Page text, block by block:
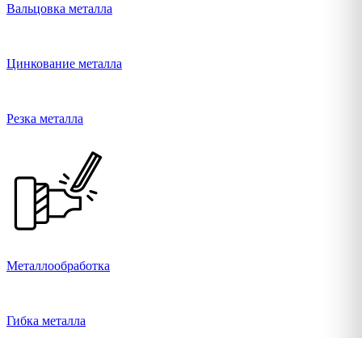
Вальцовка металла
Цинкование металла
Резка металла
Металлообработка
Гибка металла